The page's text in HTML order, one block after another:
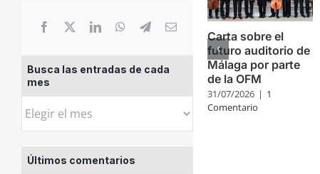
Busca las entradas de cada
mes
Busca
entradas
de
Últimos comentarios
Carta sobre el
futuro auditorio de
Málaga por parte
de la OFM
31/07/2026 | 1
Comentario